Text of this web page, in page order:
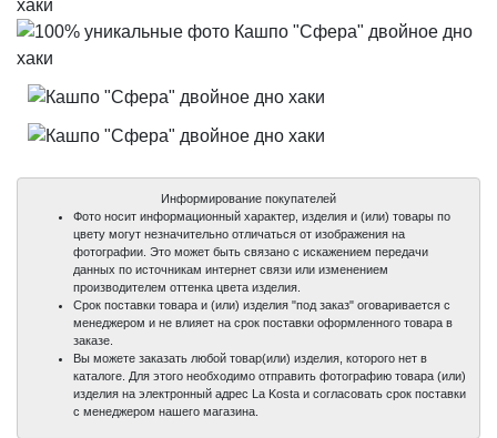
100%
100%
Информирование покупателей
Фото носит информационный характер, изделия и (или) товары по
цвету могут незначительно отличаться от изображения на
фотографии. Это может быть связано с искажением передачи
данных по источникам интернет связи или изменением
производителем оттенка цвета изделия.
Срок поставки товара и (или) изделия "под заказ" оговаривается с
менеджером и не влияет на срок поставки оформленного товара в
заказе.
Вы можете заказать любой товар(или) изделия, которого нет в
каталоге. Для этого необходимо отправить фотографию товара (или)
изделия на электронный адрес La Kosta и согласовать срок поставки
с менеджером нашего магазина.